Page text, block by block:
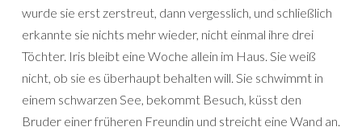
wurde sie erst zerstreut, dann vergesslich, und schließlich
erkannte sie nichts mehr wieder, nicht einmal ihre drei
Töchter. Iris bleibt eine Woche allein im Haus. Sie weiß
nicht, ob sie es überhaupt behalten will. Sie schwimmt in
einem schwarzen See, bekommt Besuch, küsst den
Bruder einer früheren Freundin und streicht eine Wand an.